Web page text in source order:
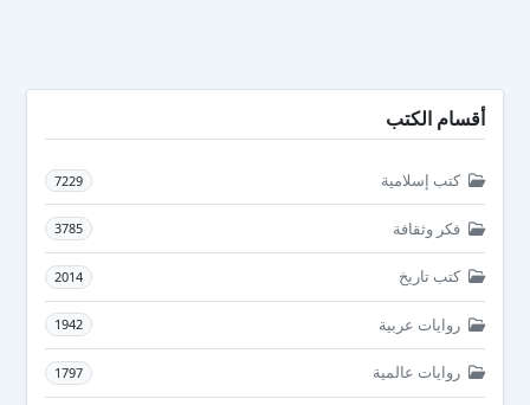
أقسام الكتب
كتب إسلامية 7229
فكر وثقافة 3785
كتب تاريخ 2014
روايات عربية 1942
روايات عالمية 1797